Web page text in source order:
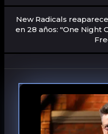
New Radicals
en 28 años: "One Night